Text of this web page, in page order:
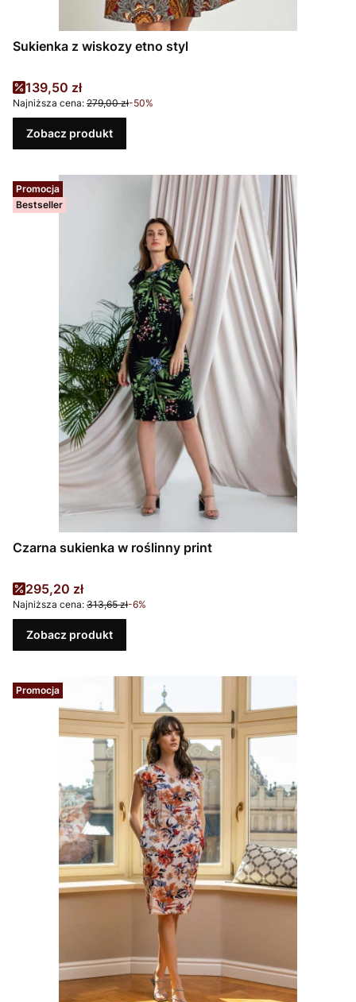
Sukienka z wiskozy etno styl
Cena promocyjna
139,50 zł
Najniższa cena: 279,00 zł-50%
Zobacz produkt
Promocja
Bestseller
Czarna sukienka w roślinny print
Cena promocyjna
295,20 zł
Najniższa cena: 313,65 zł-6%
Zobacz produkt
Promocja